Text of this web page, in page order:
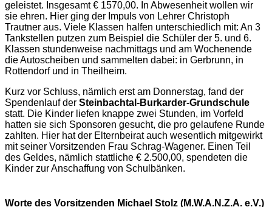
geleistet. Insgesamt € 1570,00. In Abwesenheit wollen wir
sie ehren. Hier ging der Impuls von Lehrer Christoph
Trautner aus. Viele Klassen halfen unterschiedlich mit: An 3
Tankstellen putzen zum Beispiel die Schüler der 5. und 6.
Klassen stundenweise nachmittags und am Wochenende
die Autoscheiben und sammelten dabei: in Gerbrunn, in
Rottendorf und in Theilheim.
Kurz vor Schluss, nämlich erst am Donnerstag, fand der
Spendenlauf der Steinbachtal-Burkarder-Grundschule
statt. Die Kinder liefen knappe zwei Stunden, im Vorfeld
hatten sie sich Sponsoren gesucht, die pro gelaufene Runde
zahlten. Hier hat der Elternbeirat auch wesentlich mitgewirkt
mit seiner Vorsitzenden Frau Schrag-Wagener. Einen Teil
des Geldes, nämlich stattliche € 2.500,00, spendeten die
Kinder zur Anschaffung von Schulbänken.
Worte des Vorsitzenden Michael Stolz (M.W.A.N.Z.A. e.V.)